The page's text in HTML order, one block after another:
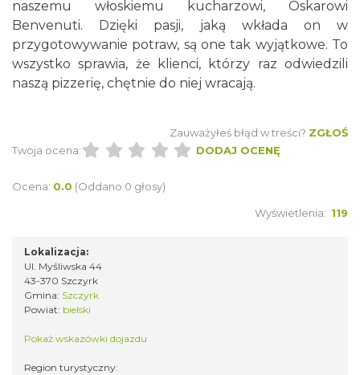
naszemu włoskiemu kucharzowi, Oskarowi
Benvenuti. Dzięki pasji, jaką wkłada on w
przygotowywanie potraw, są one tak wyjątkowe. To
wszystko sprawia, że klienci, którzy raz odwiedzili
naszą pizzerię, chętnie do niej wracają.
Zauważyłeś błąd w treści? ZGŁOŚ
Twoja ocena:
DODAJ OCENĘ
Ocena: 0.0 (Oddano 0 głosy)
Wyświetlenia: 119
Lokalizacja:
Ul. Myśliwska 44
43-370 Szczyrk
Gmina: Szczyrk
Powiat: bielski
Pokaż wskazówki dojazdu
Region turystyczny: